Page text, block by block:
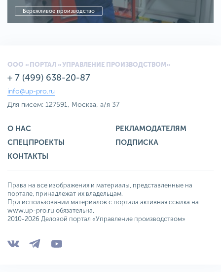
Бережливое производство
ООО «ПОРТАЛ «УПРАВЛЕНИЕ ПРОИЗВОДСТВОМ»
+ 7 (499) 638-20-87
info@up-pro.ru
Для писем: 127591, Москва, а/я 37
О НАС
РЕКЛАМОДАТЕЛЯМ
СПЕЦПРОЕКТЫ
ПОДПИСКА
КОНТАКТЫ
Права на все изображения и материалы, представленные на
портале, принадлежат их владельцам.
При использовании материалов с портала активная ссылка на
www.up-pro.ru обязательна.
2010-2026 Деловой портал «Управление производством»